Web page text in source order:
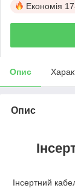
Економія
Опис
Опис
Інсертний